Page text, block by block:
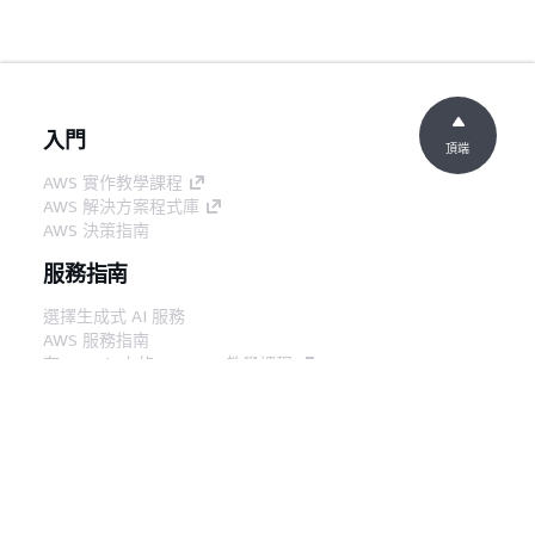
入門
AWS 實作教學課程
AWS 解決方案程式庫
AWS 決策指南
服務指南
選擇生成式 AI 服務
AWS 服務指南
在 GitHub 上的 AWS CLI 教學課程
頂端